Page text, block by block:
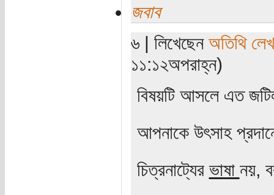
জবাব
৬ | লিখেছেন অতিথি
১১:১২অপরাহ্ন)
বিষয়টি আসলে এত
আপনাকে উৎসাহ
চিত্রনাট্যের ভাষা নয়,